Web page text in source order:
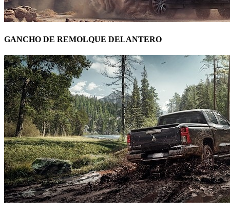
GANCHO DE REMOLQUE DELANTERO